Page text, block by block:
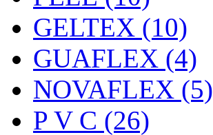
GELTEX (10)
GUAFLEX (4)
NOVAFLEX (5)
P V C (26)